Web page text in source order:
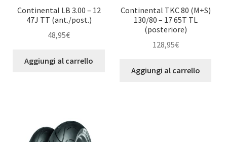
Continental LB 3.00 – 12
47J TT (ant./post.)
48,95€
Aggiungi al carrello
Continental TKC 80 (M+S)
130/80 – 17 65T TL
(posteriore)
128,95€
Aggiungi al carrello